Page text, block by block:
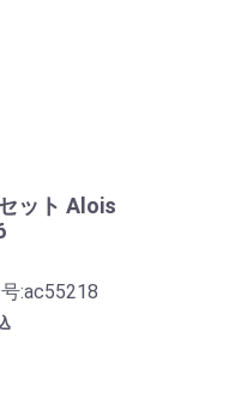
ット Alois
:ac55218